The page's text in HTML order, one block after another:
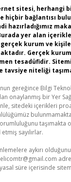
sitesi, herhangi
hiçbir bağlantısı
hazırladığımız
yer alan
kurum ve
Gerçek
tesadüfidir.
tavsiye niteliği
gereğince Bilgi
onaylanmış bir Yer
sitedeki içerikleri
taşımakta
sayılırlar.
aykırı
süre içerisinde